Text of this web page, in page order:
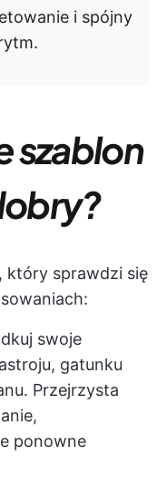
i spójny
szablon
który sprawdzi się
swoje
gatunku
Przejrzysta
ponowne